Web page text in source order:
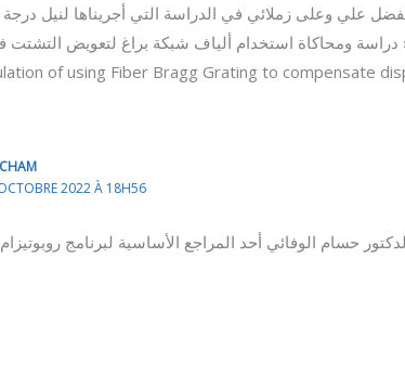
علي وعلى زملائي في الدراسة التي أجريناها لنيل
of using Fiber Bragg Grating to compensate
2022 À 18H56